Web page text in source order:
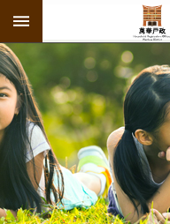
跳到主要內容區塊